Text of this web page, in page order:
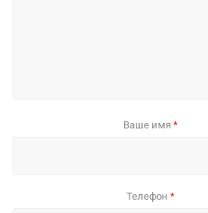
Ваше имя *
Телефон *